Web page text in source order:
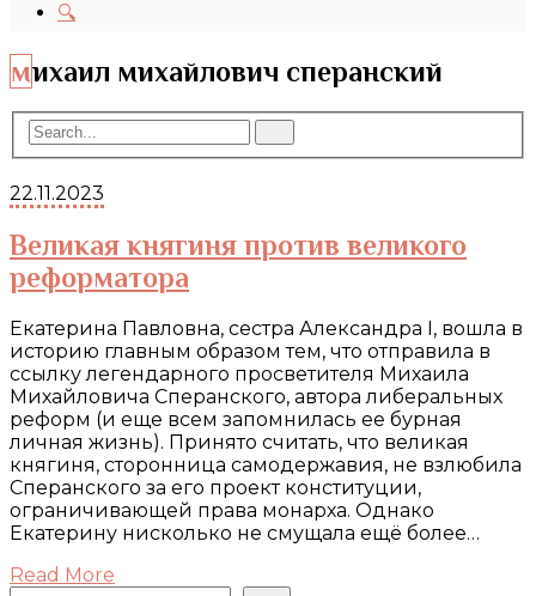
🔍
михаил михайлович сперанский
22.11.2023
Великая княгиня против великого
реформатора
Екатерина Павловна, сестра Александра I, вошла в
историю главным образом тем, что отправила в
ссылку легендарного просветителя Михаила
Михайловича Сперанского, автора либеральных
реформ (и еще всем запомнилась ее бурная
личная жизнь). Принято считать, что великая
княгиня, сторонница самодержавия, не взлюбила
Сперанского за его проект конституции,
ограничивающей права монарха. Однако
Екатерину нисколько не смущала ещё более…
Read More